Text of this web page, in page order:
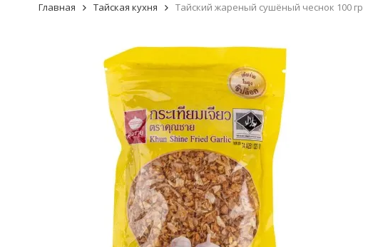
Главная Тайская кухня Тайский жареный сушёный чеснок 100 гр